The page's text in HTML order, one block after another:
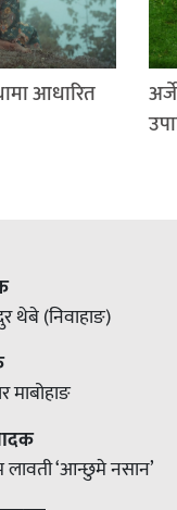
आधारित
थेबे (निवाहाङ)
माबोहाङ
लावती ‘आन्छुमे नसान’